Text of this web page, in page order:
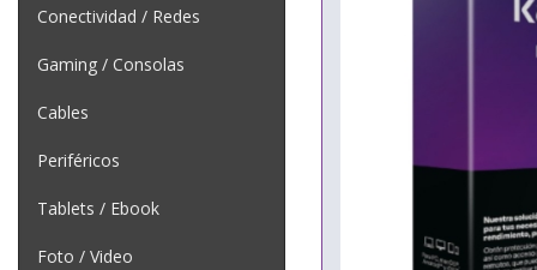
Conectividad / Redes
Gaming / Consolas
Cables
Periféricos
Tablets / Ebook
Foto / Video